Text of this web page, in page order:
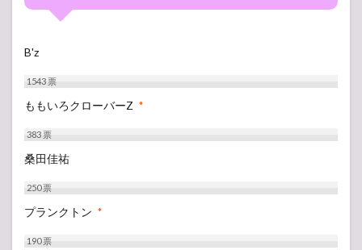
B'z
1543票
ももいろクローバーZ *
383票
桑田佳祐
250票
プランクトン *
190票